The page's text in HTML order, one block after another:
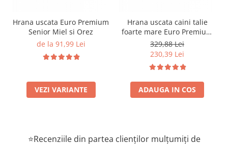
Hrana uscata Euro Premium
Senior Miel si Orez
de la 91,99 Lei
VEZI VARIANTE
Hrana uscata caini talie
foarte mare Euro Premium
Giant Adult pui si orez 15
Kg
329,88 Lei
230,39 Lei
ADAUGA IN COS
⭐Recenziile din partea clienților mulțumiți de